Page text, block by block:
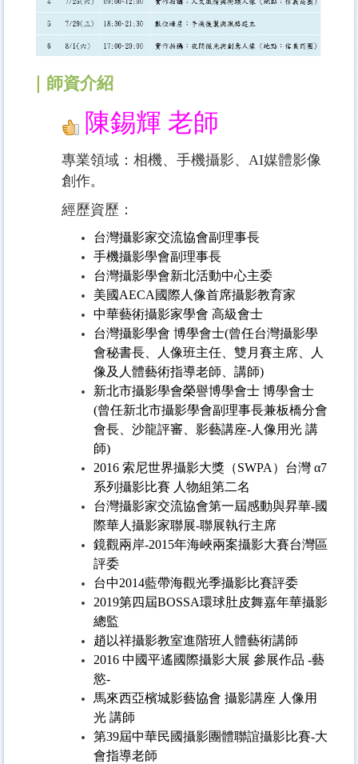
｜師資介紹
陳錫輝 老師
專業領域：相機、手機攝影、AI媒體影像
創作。
經歷資歷：
台灣攝影家交流協會副理事長
手機攝影學會副理事長
台灣攝影學會新北活動中心主委
美國AECA國際人像首席攝影教育家
中華藝術攝影家學會 高級會士
台灣攝影學會 博學會士(曾任台灣攝影學
會秘書長、人像班主任、雙月賽主席、人
像及人體藝術指導老師、講師)
新北市攝影學會榮譽博學會士 博學會士
(曾任新北市攝影學會副理事長兼板橋分會
會長、沙龍評審、影藝講座-人像用光 講
師)
2016 索尼世界攝影大獎（SWPA）台灣 α7
系列攝影比賽 人物組第二名
台灣攝影家交流協會第一屆感動與昇華-國
際華人攝影家聯展-聯展執行主席
鏡觀兩岸-2015年海峽兩案攝影大賽台灣區
評委
台中2014藍帶海觀光季攝影比賽評委
2019第四屆BOSSA環球肚皮舞嘉年華攝影
總監
趙以祥攝影教室進階班人體藝術講師
2016 中國平遙國際攝影大展 參展作品 -藝
慾-
馬來西亞檳城影藝協會 攝影講座 人像用
光 講師
第39屆中華民國攝影團體聯誼攝影比賽-大
會指導老師